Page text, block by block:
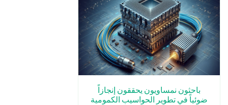
باحثون نمساويون يحققون إنجازاً
ضوئياً في تطوير الحواسيب الكمومية